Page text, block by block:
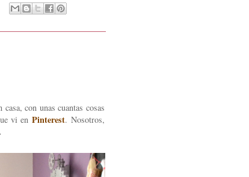
casa, con unas cuantas cosas
vi en Pinterest. Nosotros,